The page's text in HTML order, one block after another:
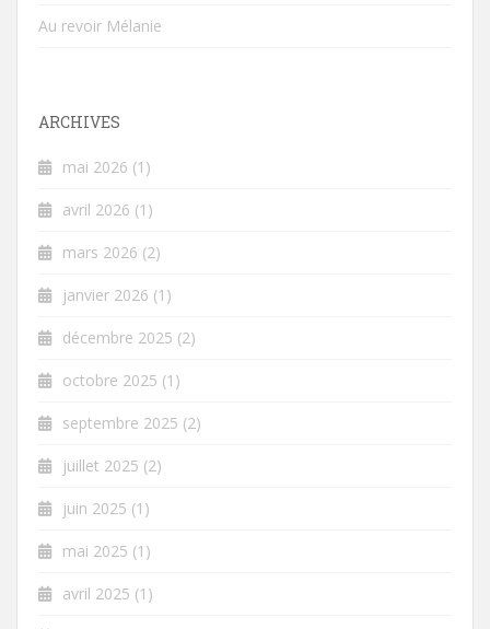
Au revoir Mélanie
ARCHIVES
mai 2026 (1)
avril 2026 (1)
mars 2026 (2)
janvier 2026 (1)
décembre 2025 (2)
octobre 2025 (1)
septembre 2025 (2)
juillet 2025 (2)
juin 2025 (1)
mai 2025 (1)
avril 2025 (1)